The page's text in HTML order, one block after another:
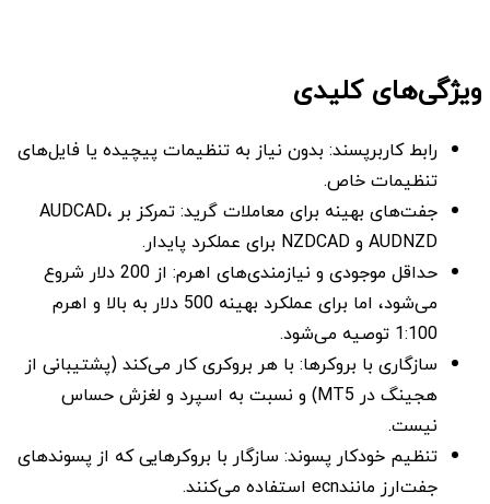
ویژگی‌های کلیدی
رابط کاربرپسند: بدون نیاز به تنظیمات پیچیده یا فایل‌های
تنظیمات خاص.
جفت‌های بهینه برای معاملات گرید: تمرکز بر AUDCAD،
AUDNZD و NZDCAD برای عملکرد پایدار.
حداقل موجودی و نیازمندی‌های اهرم: از 200 دلار شروع
می‌شود، اما برای عملکرد بهینه 500 دلار به بالا و اهرم
1:100 توصیه می‌شود.
سازگاری با بروکرها: با هر بروکری کار می‌کند (پشتیبانی از
هجینگ در MT5) و نسبت به اسپرد و لغزش حساس
نیست.
تنظیم خودکار پسوند: سازگار با بروکرهایی که از پسوندهای
جفت‌ارز مانندecn استفاده می‌کنند.